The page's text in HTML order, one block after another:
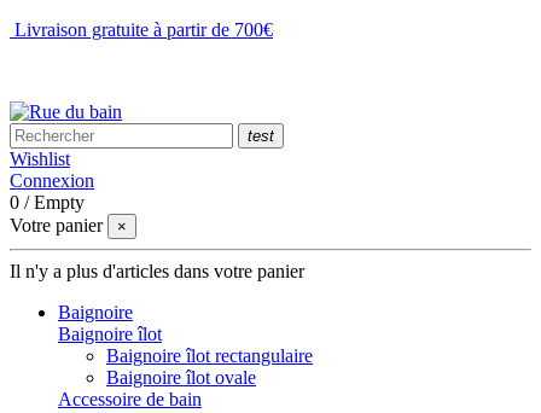
Livraison gratuite à partir de 700€
test
Wishlist
Connexion
0 /Empty
Votre panier
×
Il n'y a plus d'articles dans votre panier
Baignoire
Baignoire îlot
Baignoire îlot rectangulaire
Baignoire îlot ovale
Accessoire de bain